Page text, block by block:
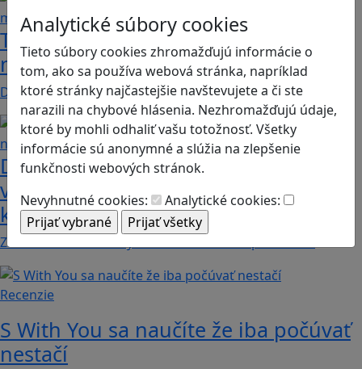
Analytické súbory cookies
Tieto súbory cookies zhromažďujú informácie o
tom, ako sa používa webová stránka, napríklad
ktoré stránky najčastejšie navštevujete a či ste
narazili na chybové hlásenia. Nezhromažďujú údaje,
ktoré by mohli odhaliť vašu totožnosť. Všetky
informácie sú anonymné a slúžia na zlepšenie
funkčnosti webových stránok.
Nevyhnutné cookies:
Analytické cookies:
Tick Tock: A Tale for Tw‪o je hra s
netradičnou mechanikou spolupráce
Dvaja hráči simultánne lúštia bizarné logické…
Dobrodružstvá Mimi a Lízy vo
videohre? Dvojica neoddeliteľných
kamarátok už aj ako herné postavy
Značku Mimi a Líza by sme mohli označiť priam za…
Recenzie
S With You sa naučíte že iba počúvať
nestačí